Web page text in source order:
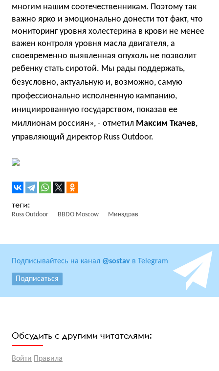
многим нашим соотечественникам. Поэтому так
важно ярко и эмоционально донести тот факт, что
мониторинг уровня холестерина в крови не менее
важен контроля уровня масла двигателя, а
своевременно выявленная опухоль не позволит
ребенку стать сиротой. Мы рады поддержать,
безусловно, актуальную и, возможно, самую
профессионально исполненную кампанию,
инициированную государством, показав ее
миллионам россиян», - отметил Максим Ткачев,
управляющий директор Russ Outdoor.
Russ Outdoor BBDO Moscow Минздрав
Подписывайтесь на канал @sostav в Telegram
Подписаться
Обсудить с другими читателями:
Войти Правила